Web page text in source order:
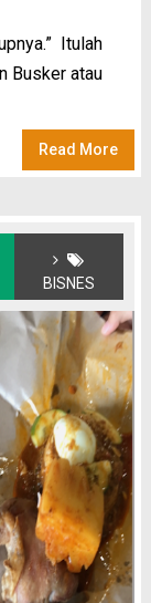
Itulah
Busker atau
Read More
BISNES